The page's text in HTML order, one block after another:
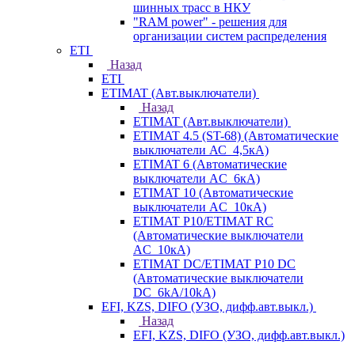
шинных трасс в НКУ
"RAM power" - решения для
организации систем распределения
ETI
Назад
ETI
ETIMAT (Авт.выключатели)
Назад
ETIMAT (Авт.выключатели)
ETIMAT 4.5 (ST-68) (Автоматические
выключатели АС_4,5кА)
ETIMAT 6 (Автоматические
выключатели AC_6кА)
ETIMAT 10 (Автоматические
выключатели AC_10кА)
ETIMAT P10/ETIMAT RC
(Автоматические выключатели
AC_10кА)
ETIMAT DC/ETIMAT P10 DC
(Автоматические выключатели
DC_6kA/10kA)
EFI, KZS, DIFO (УЗО, дифф.авт.выкл.)
Назад
EFI, KZS, DIFO (УЗО, дифф.авт.выкл.)